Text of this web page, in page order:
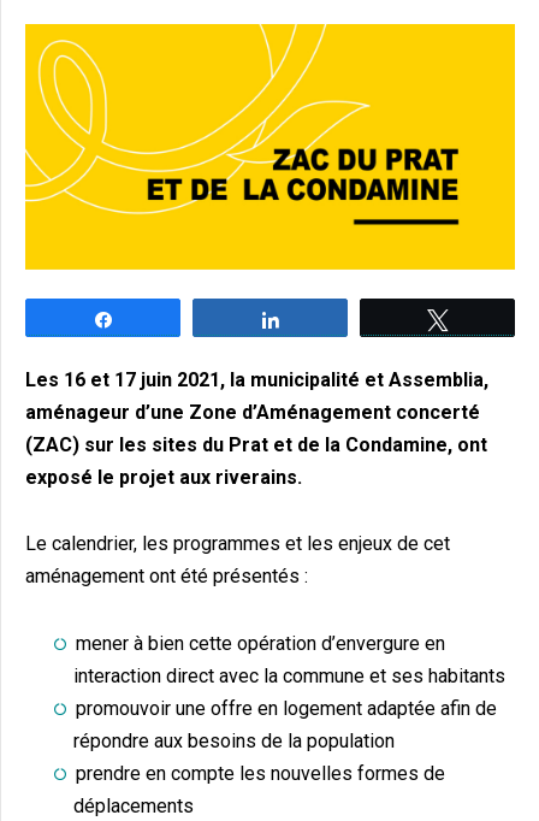
Les 16 et 17 juin 2021, la municipalité et Assemblia,
aménageur d’une Zone d’Aménagement concerté
(ZAC) sur les sites du Prat et de la Condamine, ont
exposé le projet aux riverains.
Le calendrier, les programmes et les enjeux de cet
aménagement ont été présentés :
mener à bien cette opération d’envergure en
interaction direct avec la commune et ses habitants
promouvoir une offre en logement adaptée afin de
répondre aux besoins de la population
prendre en compte les nouvelles formes de
déplacements